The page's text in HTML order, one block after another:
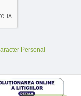
Personal